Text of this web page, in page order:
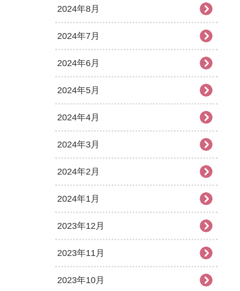
2024年8月
2024年7月
2024年6月
2024年5月
2024年4月
2024年3月
2024年2月
2024年1月
2023年12月
2023年11月
2023年10月